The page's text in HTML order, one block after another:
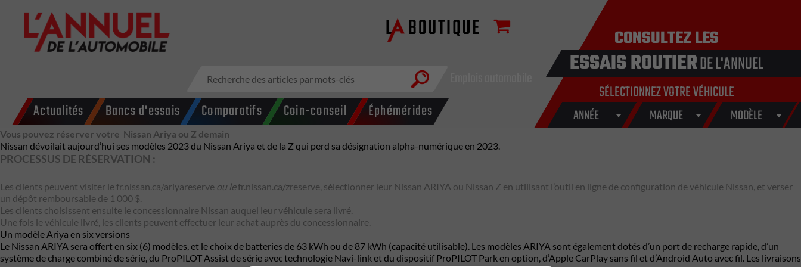
Actualités Bancs d'essais Comparatifs Coin-conseil Éphémérides
CONSULTEZ LES
ESSAIS ROUTIERDE L'ANNUEL
SÉLECTIONNEZ VOTRE VÉHICULE
ANNÉE MARQUE MODÈLE
Vous pouvez réserver votre Nissan Ariya ou Z demain
Nissan dévoilait aujourd’hui ses modèles 2023 du Nissan Ariya et de la Z qui perd sa désignation alpha-numérique en 2023.
PROCESSUS DE RÉSERVATION :
Les clients peuvent visiter lefr.nissan.ca/ariyareserve ou lefr.nissan.ca/zreserve, sélectionner leur Nissan ARIYA ou Nissan Z en utilisant l’outil en ligne de configuration de véhicule Nissan, et verser
un dépôt remboursable de 1 000 $.
Les clients choisissent ensuite le concessionnaire Nissan auquel leur véhicule sera livré.
Une fois le véhicule livré, les clients peuvent effectuer leur achat auprès du concessionnaire.
Un modèle Ariya en six versions
Le Nissan ARIYA sera offert en six (6) modèles, et le choix de batteries de 63 kWh ou de 87 kWh (capacité utilisable). Les modèles ARIYA sont également dotés d’un port de recharge rapide, d’un
système de charge combiné de série, du ProPILOT Assist de série avec technologie Navi-link et du dispositif ProPILOT Park en option, d’Apple CarPlay sans fil et d’Android Auto avec fil. Les livraisons